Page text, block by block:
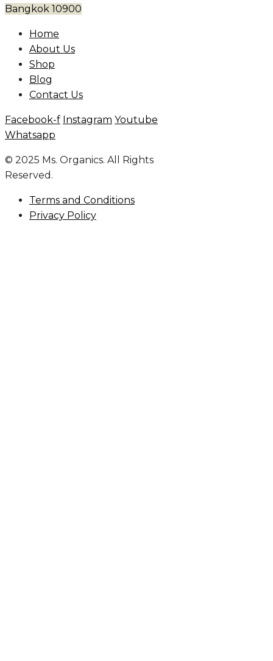
Bangkok 10900
Home
About Us
Shop
Blog
Contact Us
Facebook-f Instagram Youtube
Whatsapp
© 2025 Ms. Organics. All Rights
Reserved.
Terms and Conditions
Privacy Policy